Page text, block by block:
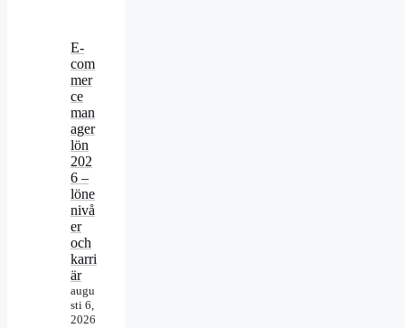
E-
com
mer
ce
man
ager
lön
202
6 –
löne
nivå
er
och
karri
är
augu
sti 6,
2026